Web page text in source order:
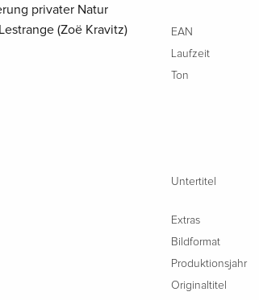
privater Natur
(Zoë Kravitz)
EAN
Laufzeit
Ton
Untertitel
Extras
Bildformat
Produktionsjahr
Originaltitel